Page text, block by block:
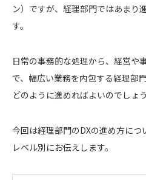
ン）ですが、経理部門ではあまり
す。
日常の事務的な処理から、経営や
で、幅広い業務を内包する経理部
どのように進めればよいのでしょう
今回は経理部門のDXの進め方に
レベル別にお伝えします。